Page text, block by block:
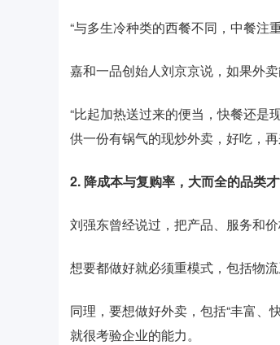
“与多生冷种类的西餐不同，中餐注
嘉和一品创始人刘京京说，如果外
“比起加热送过来的便当，快餐还是
供一份有锅气的现炒外卖，好吃，再
2. 降成本与复购率，大而全的品
刘强东曾经说过，把产品、服务和
想要都做好就必须重模式，包括物
同理，要想做好外卖，包括“丰富、
就很考验企业的能力。